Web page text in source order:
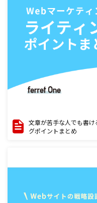
文章が苦手な人でも書
グポイントまとめ